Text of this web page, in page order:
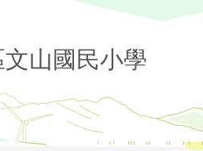
山國民小學